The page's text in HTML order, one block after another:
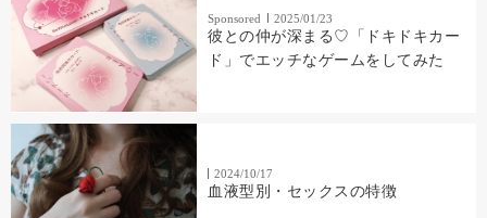
Sponsored 2025/01/23
彼との仲が深まる♡「ドキドキカー
ド」でエッチなゲームをしてみた
2024/10/17
血液型別・セックスの特徴